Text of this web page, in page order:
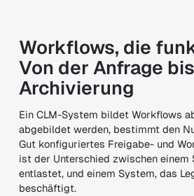
Workflows, die
Von der Anfrage
Archivierung
Ein CLM-System bildet Workflows
abgebildet werden, bestimmt den
Gut konfiguriertes Freigabe- und
ist der Unterschied zwischen einem
entlastet, und einem System, das
beschäftigt.